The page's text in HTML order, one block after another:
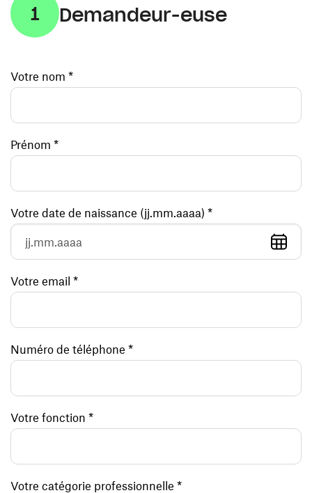
1 Demandeur-euse
Votre nom *
Prénom *
Votre date de naissance (jj.mm.aaaa) *
Votre email *
Numéro de téléphone *
Votre fonction *
Votre catégorie professionnelle *